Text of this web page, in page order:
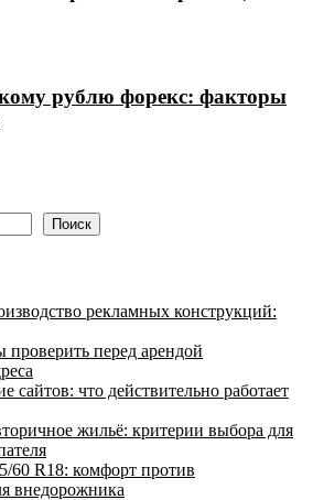
рублю форекс: факторы
Поиск
рекламных конструкций:
перед арендой
сайтов: что действительно работает
жильё: критерии выбора для
60 R18: комфорт против
внедорожника